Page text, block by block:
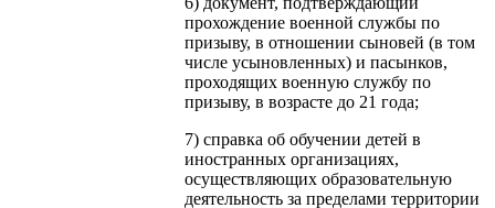
прохождение военной службы по
призыву, в отношении сыновей (в том
числе усыновленных) и пасынков,
проходящих военную службу по
призыву, в возрасте до 21 года;
7) справка об обучении детей в
иностранных организациях,
осуществляющих образовательную
деятельность за пределами территории